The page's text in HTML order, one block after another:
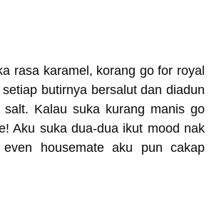
rasa karamel, korang go for royal
butirnya bersalut dan diadun
salt. Kalau suka kurang manis go
Aku suka dua-dua ikut mood nak
housemate aku pun cakap